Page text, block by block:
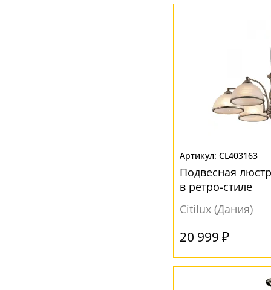
CL403163
Подвесная
в ретро-стиле
Citilux (Дания)
20 999 ₽